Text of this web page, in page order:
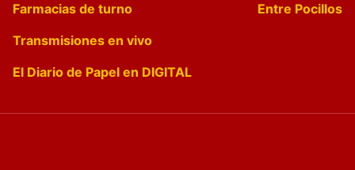
Farmacias de turno
Entre Pocillos
Transmisiones en vivo
El Diario de Papel en DIGITAL